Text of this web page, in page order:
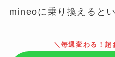
mineoに乗り換えると
＼毎週変わる！超